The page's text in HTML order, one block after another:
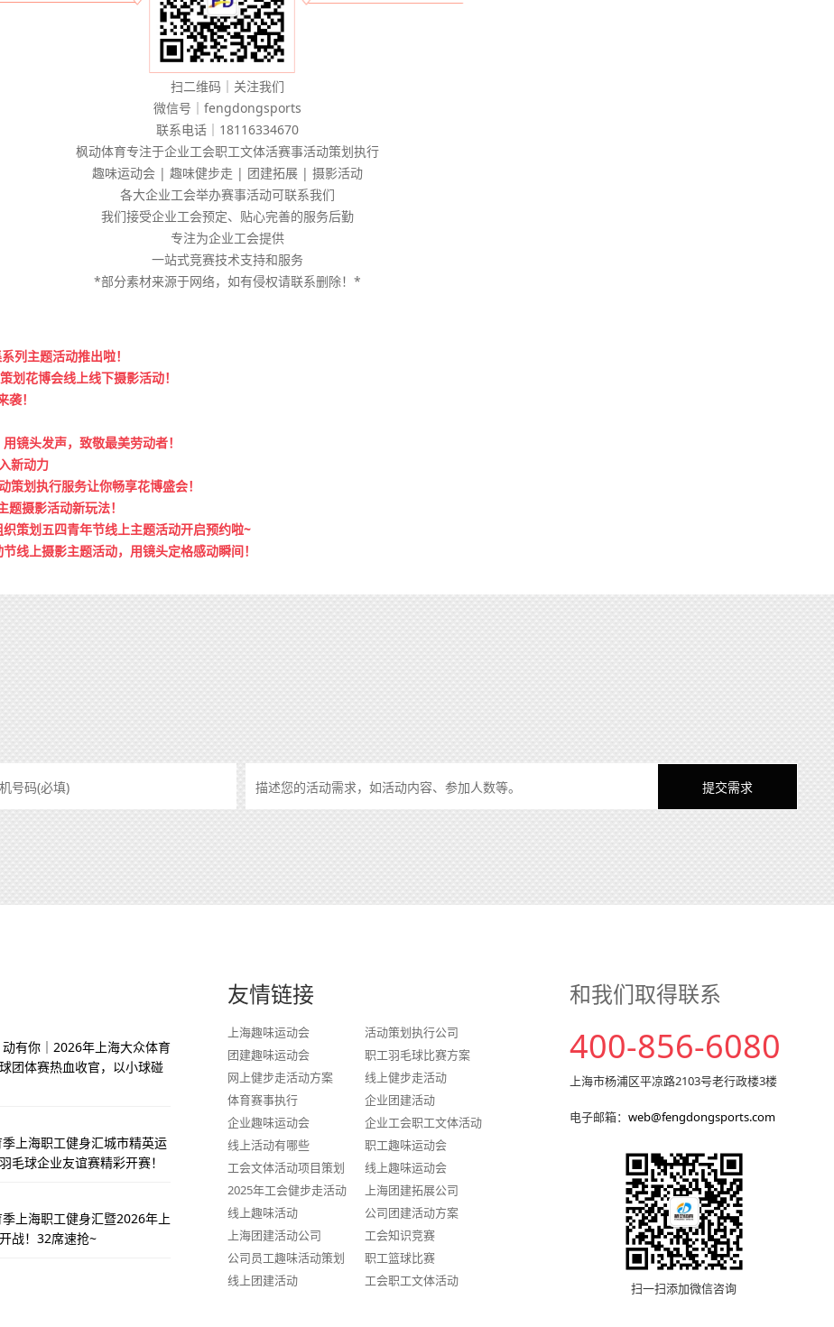
扫二维码｜关注我们
微信号｜fengdongsports
联系电话｜18116334670
枫动体育专注于企业工会职工文体活赛事活动策划执行
趣味运动会 | 趣味健步走 | 团建拓展 | 摄影活动
各大企业工会举办赛事活动可联系我们
我们接受企业工会预定、贴心完善的服务后勤
专注为企业工会提供
一站式竞赛技术支持和服务
*部分素材来源于网络，如有侵权请联系删除！*
列主题活动推出啦！
花博会线上线下摄影活动！
！
镜头发声，致敬最美劳动者！
新动力
划执行服务让你畅享花博盛会！
摄影活动新玩法！
策划五四青年节线上主题活动开启预约啦~
线上摄影主题活动，用镜头定格感动瞬间！
动有你｜2026年上海大众体育
团体赛热血收官，以小球碰
上海职工健身汇城市精英运
毛球企业友谊赛精彩开赛！
上海职工健身汇暨2026年上
战！32席速抢~
友情链接
上海趣味运动会
活动策划执行公司
团建趣味运动会
职工羽毛球比赛方案
网上健步走活动方案
线上健步走活动
体育赛事执行
企业团建活动
企业趣味运动会
企业工会职工文体活动
线上活动有哪些
职工趣味运动会
工会文体活动项目策划
线上趣味运动会
2025年工会健步走活动
上海团建拓展公司
线上趣味活动
公司团建活动方案
上海团建活动公司
工会知识竞赛
公司员工趣味活动策划
职工篮球比赛
线上团建活动
工会职工文体活动
和我们取得联系
400-856-6080
上海市杨浦区平凉路2103号老行政楼3楼
电子邮箱：web@fengdongsports.com
扫一扫添加微信咨询